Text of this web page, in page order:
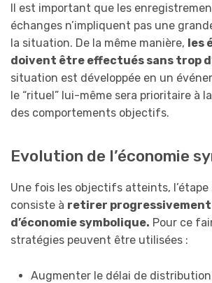
Il est important que les
échanges n’impliquent pas une
la situation. De la même manière, les
doivent être effectués sans trop
situation est développée en un
le “rituel” lui-même sera prioritaire à
des comportements objectifs.
Evolution de l’économie
Une fois les objectifs atteints,
consiste à retirer progressivement
d’économie symbolique. Pour ce
stratégies peuvent être utilisées :
Augmenter le délai de